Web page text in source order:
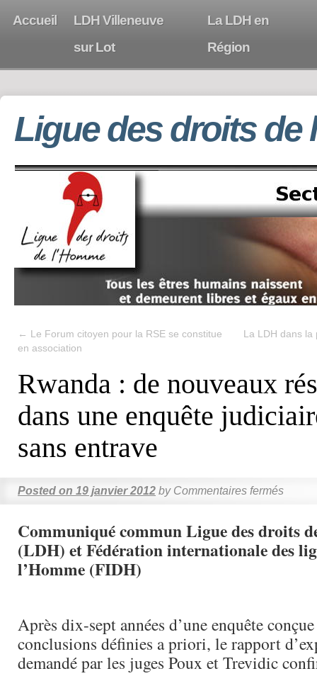
Accueil
LDH Villeneuve
sur Lot
La LDH en
Région
Ligue des droits de
← Le Forum citoyen pour la RSE se constitue
en association
La LDH dans la
Rwanda : de nouveaux
dans une enquête
sans entrave
Posted on 19 janvier 2012 by Commentaires fermés
Communiqué commun Ligue des droits
(LDH) et Fédération internationale des
l’Homme (FIDH)
Après dix-sept années d’une enquête
conclusions définies a priori, le rapport
demandé par les juges Poux et Trevidic